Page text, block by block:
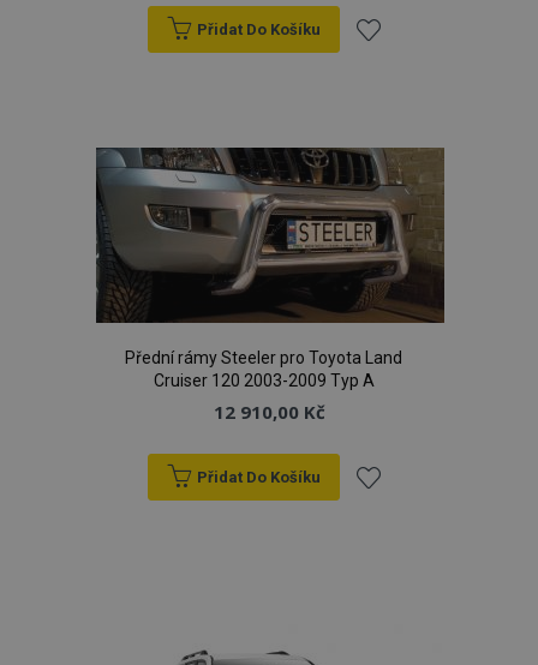
Přidat Do Košíku
oblíbeným
Přední rámy Steeler pro Toyota Land
Cruiser 120 2003-2009 Typ A
12 910,00 Kč
Přidat Do Košíku